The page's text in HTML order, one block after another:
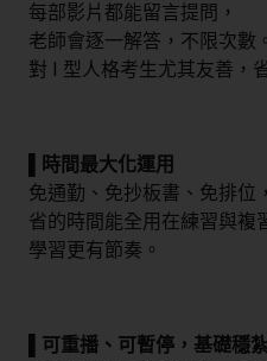
每部影片都能留言提問，
老師會逐一解答，不限次數。
對 I 型人格考生尤其友善，
▌時間最大化運用
免通勤、免抄板書、免排位，
省的時間能全用在練習與複
學習更有節奏。
▌可重播、可暫停，基礎穩